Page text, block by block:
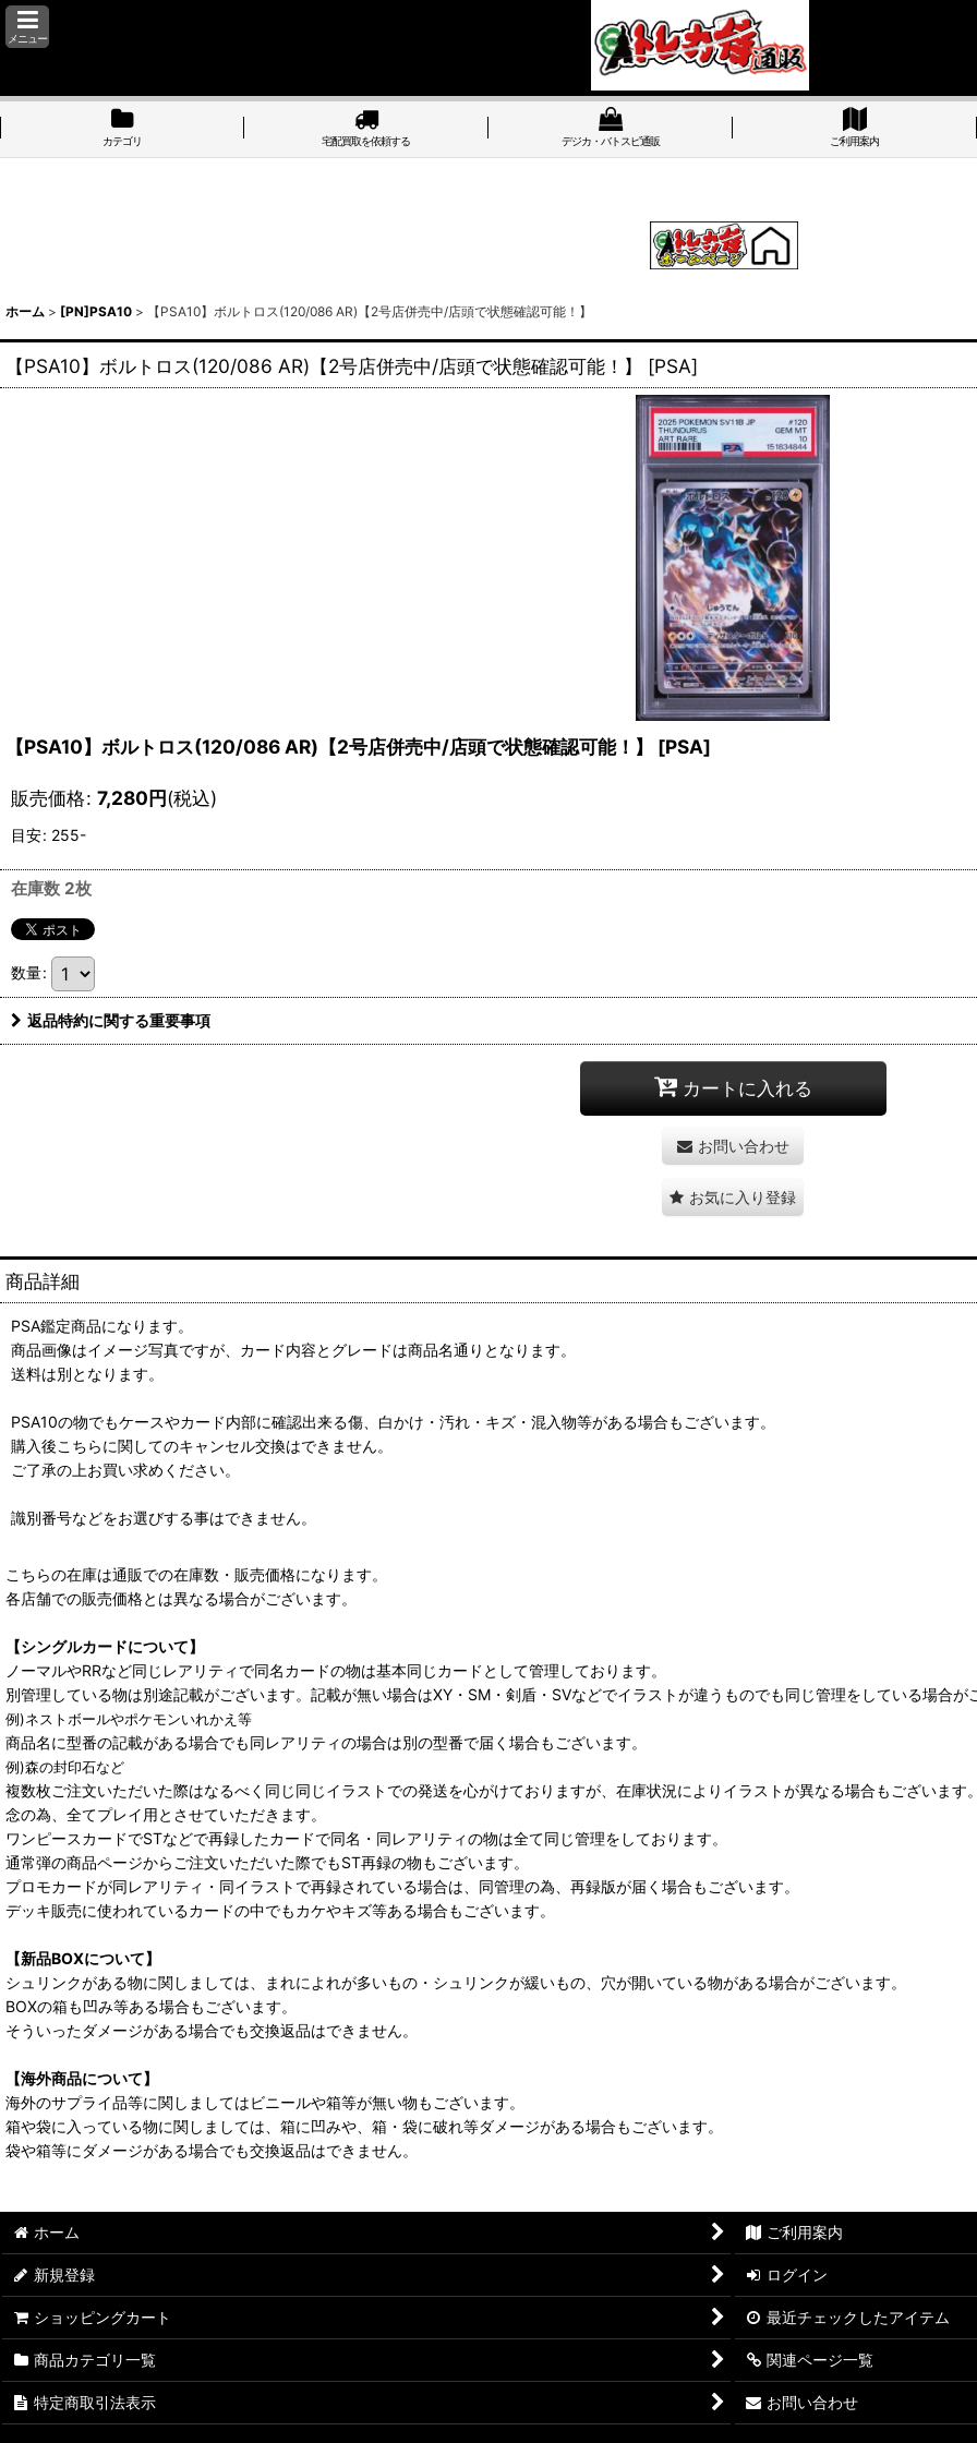
メニュー
カテゴリ 宅配買取を依頼する デジカ・バトスピ通販 ご利用案内
ホーム > [PN]PSA10 > 【PSA10】ボルトロス(120/086 AR)【2号店併売中/店頭で状態確認可能！】
【PSA10】ボルトロス(120/086 AR)【2号店併売中/店頭で状態確認可能！】 [PSA]
【PSA10】ボルトロス(120/086 AR)【2号店併売中/店頭で状態確認可能！】 [PSA]
販売価格: 7,280円(税込)
目安: 255-
在庫数 2枚
数量:
返品特約に関する重要事項
カートに入れる
お問い合わせ
お気に入り登録
商品詳細
PSA鑑定商品になります。
商品画像はイメージ写真ですが、カード内容とグレードは商品名通りとなります。
送料は別となります。
PSA10の物でもケースやカード内部に確認出来る傷、白かけ・汚れ・キズ・混入物等がある場合もございます。
購入後こちらに関してのキャンセル交換はできません。
ご了承の上お買い求めください。
識別番号などをお選びする事はできません。
こちらの在庫は通販での在庫数・販売価格になります。
各店舗での販売価格とは異なる場合がございます。
【シングルカードについて】
ノーマルやRRなど同じレアリティで同名カードの物は基本同じカードとして管理しております。
別管理している物は別途記載がございます。記載が無い場合はXY・SM・剣盾・SVなどでイラストが違うものでも同じ管理をしている場合が
例)ネストボールやポケモンいれかえ等
商品名に型番の記載がある場合でも同レアリティの場合は別の型番で届く場合もございます。
例)森の封印石など
複数枚ご注文いただいた際はなるべく同じ同じイラストでの発送を心がけておりますが、在庫状況によりイラストが異なる場合もございます。
念の為、全てプレイ用とさせていただきます。
ワンピースカードでSTなどで再録したカードで同名・同レアリティの物は全て同じ管理をしております。
通常弾の商品ページからご注文いただいた際でもST再録の物もございます。
プロモカードが同レアリティ・同イラストで再録されている場合は、同管理の為、再録版が届く場合もございます。
デッキ販売に使われているカードの中でもカケやキズ等ある場合もございます。
【新品BOXについて】
シュリンクがある物に関しましては、まれによれが多いもの・シュリンクが緩いもの、穴が開いている物がある場合がございます。
BOXの箱も凹み等ある場合もございます。
そういったダメージがある場合でも交換返品はできません。
【海外商品について】
海外のサプライ品等に関しましてはビニールや箱等が無い物もございます。
箱や袋に入っている物に関しましては、箱に凹みや、箱・袋に破れ等ダメージがある場合もございます。
袋や箱等にダメージがある場合でも交換返品はできません。
ホーム ご利用案内
新規登録 ログイン
ショッピングカート 最近チェックしたアイテム
商品カテゴリ一覧 関連ページ一覧
特定商取引法表示 お問い合わせ